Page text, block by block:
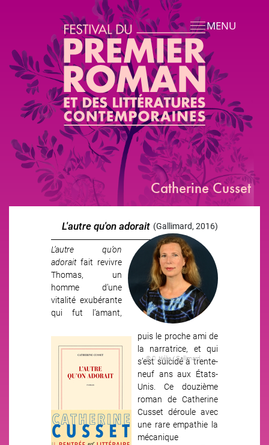
Aller au contenu principal
MENU
Catherine Cusset
(Gallimard, 2016)
L'autre qu'on adorait
© C. Hélie / Gallimard
Image
L’autre qu’on
adoraitfait revivre
Thomas, un
homme d’une
vitalité exubérante
qui fut l’amant,
puis le proche ami de
la narratrice, et qui
s’est suicidé à trente-
neuf ans aux États-
Unis. Ce douzième
roman de Catherine
Cusset déroule avec
une rare empathie la
mécanique